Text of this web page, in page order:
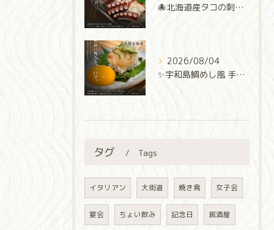
🐙北海道産タコの刺身🐙
2026/08/04
✨宇和島鯛めし風 手巻き寿司✨
タグ Tags
イタリアン 大街道 焼き鳥 女子会
宴会 ちょい飲み 記念日 居酒屋